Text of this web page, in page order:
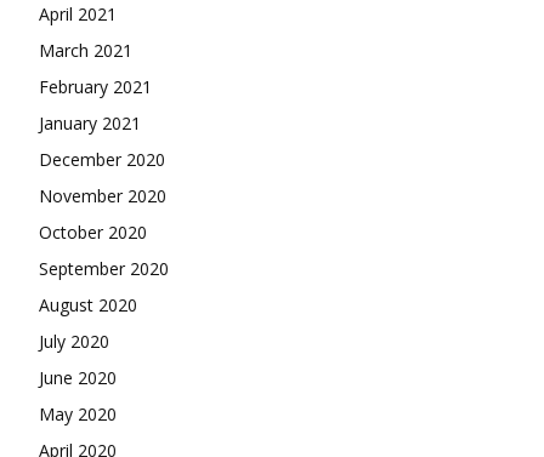
April 2021
March 2021
February 2021
January 2021
December 2020
November 2020
October 2020
September 2020
August 2020
July 2020
June 2020
May 2020
April 2020